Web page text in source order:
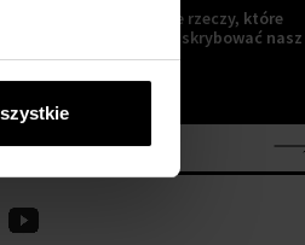
trendy i inne wspaniałe rzeczy, które
jeśli Zaczniesz subskrybować nasz